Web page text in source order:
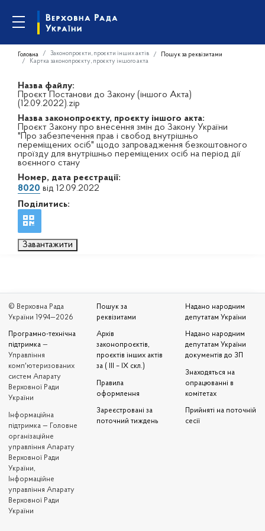
Головна Законопроєкти, проєкти інших актів
Пошук за реквізитами
Картка законопроєкту, проєкту іншого акта
Назва файлу:
Проєкт Постанови до Закону (іншого Акта)
(12.09.2022).zip
Назва законопроєкту, проєкту іншого акта:
Проєкт Закону про внесення змін до Закону України
"Про забезпечення прав і свобод внутрішньо
переміщених осіб" щодо запровадження безкоштовного
проїзду для внутрішньо переміщених осіб на період дії
воєнного стану
Номер, дата реєстрації:
8020 від 12.09.2022
Поділитись:
Завантажити
© Верховна Рада
України 1994—2026
Програмно-технічна
підтримка —
Управління
комп'ютеризованих
систем Апарату
Верховної Ради
України
Iнформаційна
підтримка — Головне
організаційне
управління Апарату
Верховної Ради
України,
Інформаційне
управління Апарату
Верховної Ради
України
Пошук за
реквізитами
Архів
законопроєктів,
проєктів інших актів
за ( III – IX скл.)
Правила
оформлення
Зареєстровані за
поточний тиждень
Надано народним
депутатам України
Надано народним
депутатам України
документів до ЗП
Знаходяться на
опрацюванні в
комітетах
Прийняті на поточній
сесії